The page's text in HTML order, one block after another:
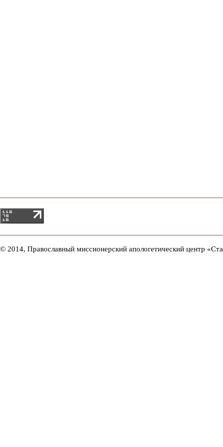
© 2014, Православный миссионерский апологетический центр